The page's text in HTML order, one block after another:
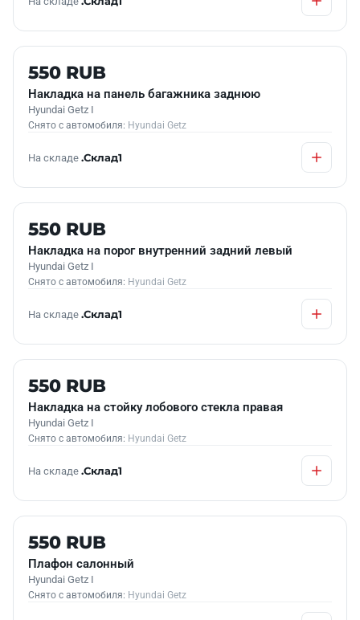
Б/У В НАЛИЧИИ
550 RUB
Накладка на панель багажника заднюю
Hyundai Getz I
Снято с автомобиля: Hyundai Getz
На складе .Склад1
Б/У В НАЛИЧИИ
550 RUB
Накладка на порог внутренний задний левый
Hyundai Getz I
Снято с автомобиля: Hyundai Getz
На складе .Склад1
Б/У В НАЛИЧИИ
550 RUB
Накладка на стойку лобового стекла правая
Hyundai Getz I
Снято с автомобиля: Hyundai Getz
На складе .Склад1
Б/У В НАЛИЧИИ
550 RUB
Плафон салонный
Hyundai Getz I
Снято с автомобиля: Hyundai Getz